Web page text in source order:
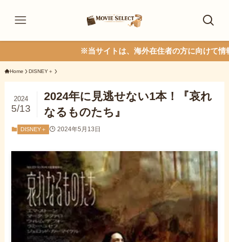
※当サイトは、海外在住者の方に向けて情報を発信し
Home DISNEY＋
2024年に見逃せない1本！『哀れ
なるものたち』
2024
5/13
DISNEY＋ 2024年5月13日